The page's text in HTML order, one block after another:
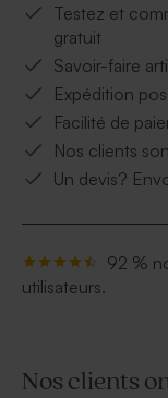
Testez et
gratuit
Savoir-faire
Expédition
Facilité de
Nos clients
Un devis?
92 %
utilisateurs.
Nos clients